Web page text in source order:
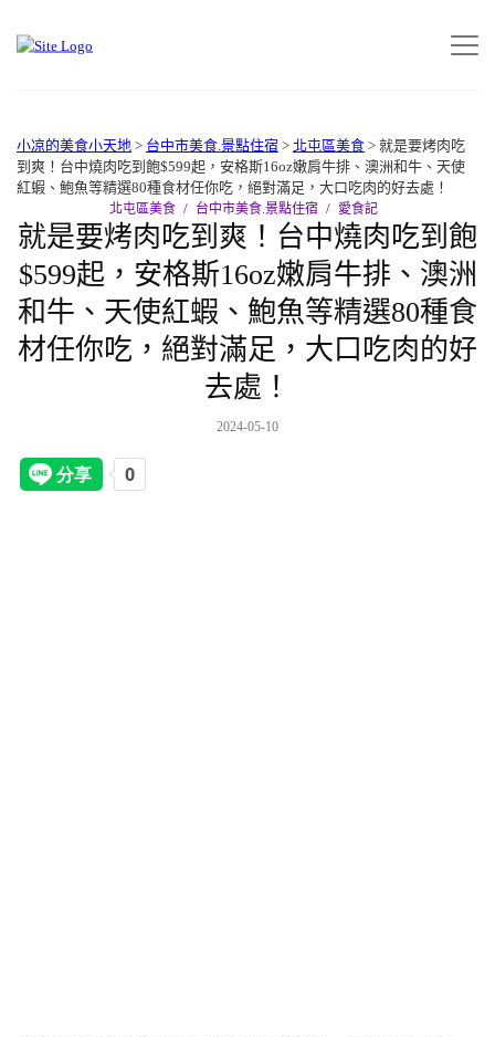
小凉的美食小天地 > 台中市美食.景點住宿 > 北屯區美食 > 就是要烤肉吃
到爽！台中燒肉吃到飽$599起，安格斯16oz嫩肩牛排、澳洲和牛、天使
紅蝦、鮑魚等精選80種食材任你吃，絕對滿足，大口吃肉的好去處！
北屯區美食 台中市美食.景點住宿 愛食記
就是要烤肉吃到爽！台中燒肉吃到飽
$599起，安格斯16oz嫩肩牛排、澳洲
和牛、天使紅蝦、鮑魚等精選80種食
材任你吃，絕對滿足，大口吃肉的好
去處！
2024-05-10